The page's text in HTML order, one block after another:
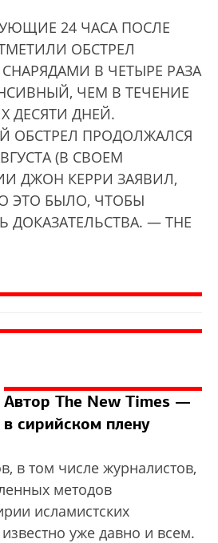
24 ЧАСА ПОСЛЕ
ОБСТРЕЛ
В ЧЕТЫРЕ РАЗА
ЧЕМ В ТЕЧЕНИЕ
ДЕСЯТИ ДНЕЙ.
ОБСТРЕЛ ПРОДОЛЖАЛСЯ
(В СВОЕМ
ДЖОН КЕРРИ ЗАЯВИЛ,
ЭТО БЫЛО, ЧТОБЫ
— THE
Автор The New Times —
в сирийском плену
в том числе журналистов,
методов
исламистских
уже давно и всем.